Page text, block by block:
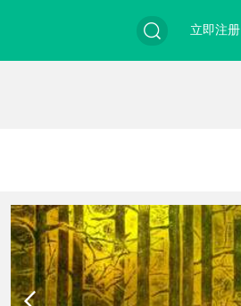
索
立即注册